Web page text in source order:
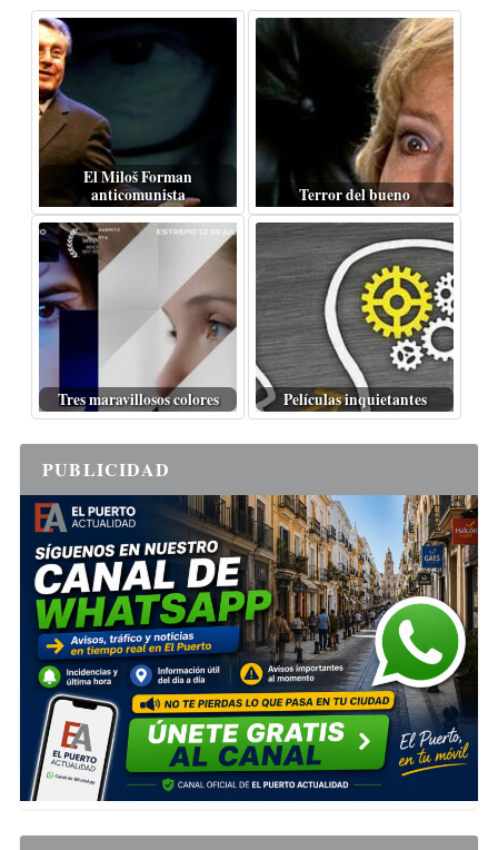
El Miloš Forman
anticomunista
Terror del bueno
Tres maravillosos colores Películas inquietantes
PUBLICIDAD